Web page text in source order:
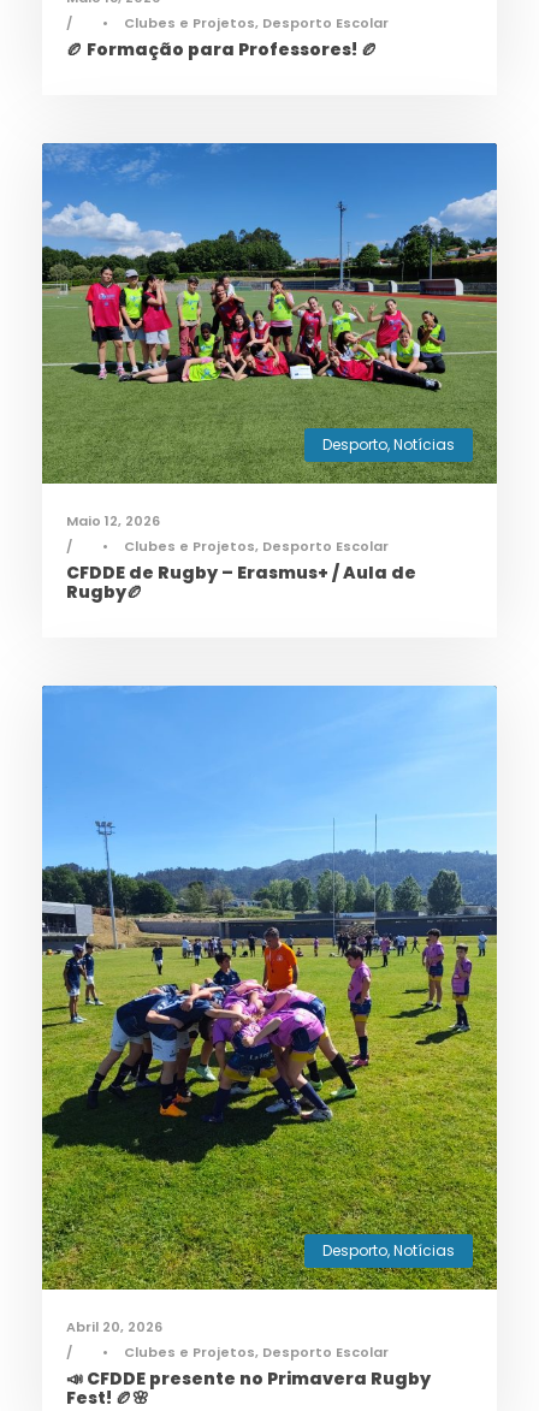
•
Clubes e Projetos, Desporto Escolar
🏉 Formação para Professores! 🏉
Desporto,Notícias
Maio 12, 2026
•
Clubes e Projetos, Desporto Escolar
CFDDE de Rugby – Erasmus+ / Aula de
Rugby🏉
Desporto,Notícias
Abril 20, 2026
•
Clubes e Projetos, Desporto Escolar
📣 CFDDE presente no Primavera Rugby
Fest! 🏉🌸